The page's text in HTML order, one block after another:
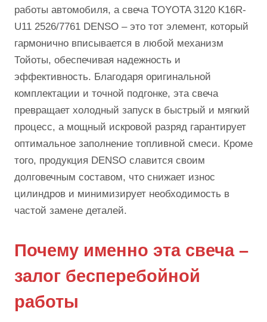
работы автомобиля, а свеча TOYOTA 3120 K16R-
U11 2526/7761 DENSO – это тот элемент, который
гармонично вписывается в любой механизм
Тойоты, обеспечивая надежность и
эффективность. Благодаря оригинальной
комплектации и точной подгонке, эта свеча
превращает холодный запуск в быстрый и мягкий
процесс, а мощный искровой разряд гарантирует
оптимальное заполнение топливной смеси. Кроме
того, продукция DENSO славится своим
долговечным составом, что снижает износ
цилиндров и минимизирует необходимость в
частой замене деталей.
Почему именно эта свеча –
залог бесперебойной
работы